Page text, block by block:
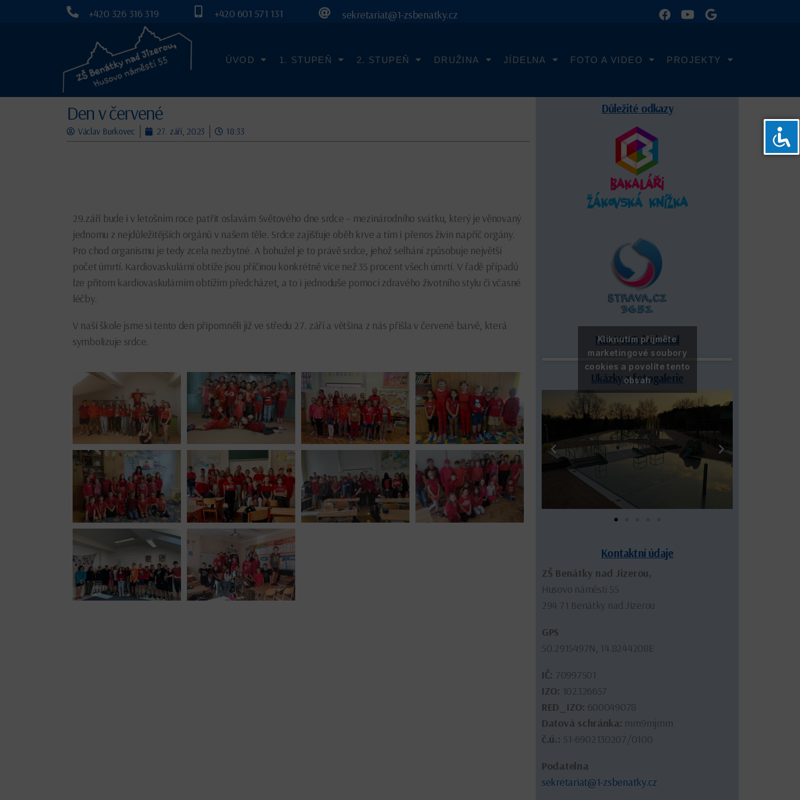
+420 326 316 319 +420 601 571 131 sekretariat@1-zsbenatky.cz
ÚVOD 1. STUPEŇ 2. STUPEŇ DRUŽINA JÍDELNA FOTO A VIDEO PROJEKTY
Den v červené
Václav Burkovec 27. září, 2023 18:33
29.září bude i v letošním roce patřit oslavám Světového dne srdce – mezinárodního svátku, který je věnovaný
jednomu z nejdůležitějších orgánů v našem těle. Srdce zajišťuje oběh krve a tím i přenos živin napříč orgány.
Pro chod organismu je tedy zcela nezbytné. A bohužel je to právě srdce, jehož selhání způsobuje největší
počet úmrtí. Kardiovaskulární obtíže jsou příčinou konkrétně více než 35 procent všech úmrtí. V řadě případů
lze přitom kardiovaskulárním obtížím předcházet, a to i jednoduše pomocí zdravého životního stylu či včasné
léčby.
V naší škole jsme si tento den připomněli již ve středu 27. září a většina z nás přišla v červené barvě, která
symbolizuje srdce.
Důležité odkazy
Náš YouTube kanál
Kliknutím přijměte
marketingové soubory
cookies a povolíte tento
obsah
Ukázky z fotogalerie
Kontaktní údaje
ZŠ Benátky nad Jizerou,
Husovo náměstí 55
294 71 Benátky nad Jizerou
GPS
50.2915497N, 14.8244208E
IČ: 70997501
IZO: 102326657
RED_IZO: 600049078
Datová schránka: mm9mjmm
č.ú.: 51-6902130207/0100
Podatelna
sekretariat@1-zsbenatky.cz